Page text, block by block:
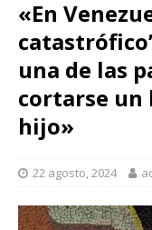
«En
una de las
cortarse un
hijo»
22 agosto, 2024